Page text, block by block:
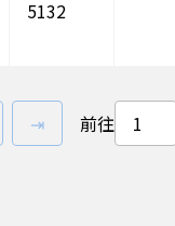
5132
5132
頁⇥最後一頁
前往